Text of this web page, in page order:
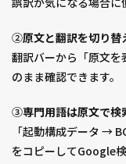
②原文と翻訳を切り替
翻訳バーから「原文
のまま確認できます。
③専門用語は原文で検
「起動構成データ →
をコピーしてGoogle